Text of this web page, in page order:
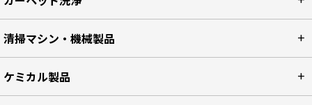
清掃マシン・機械製品
ケミカル製品